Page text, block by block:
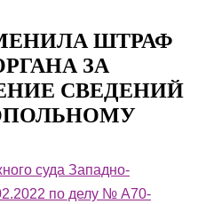
ШТРАФ
ЗА
СВЕДЕНИЙ
суда Западно-
по делу № А70-